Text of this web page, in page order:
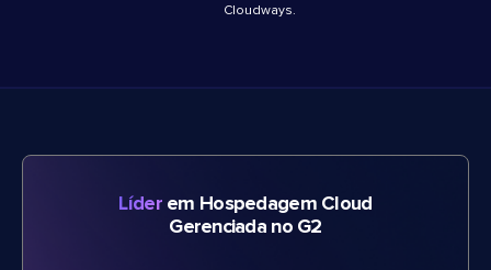
Cloudways.
Líderem Hospedagem Cloud
Gerenciada no G2